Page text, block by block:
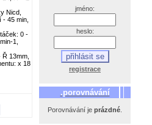
jméno:
heslo:
registrace
.porovnávání
Porovnávání je prázdné
Nicd,
45 min,
0 -
1,
13mm,
x 18